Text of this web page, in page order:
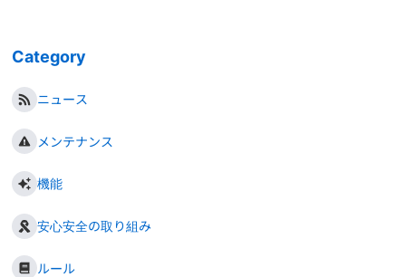
Category
ニュース
メンテナンス
機能
安心安全の取り組み
ルール